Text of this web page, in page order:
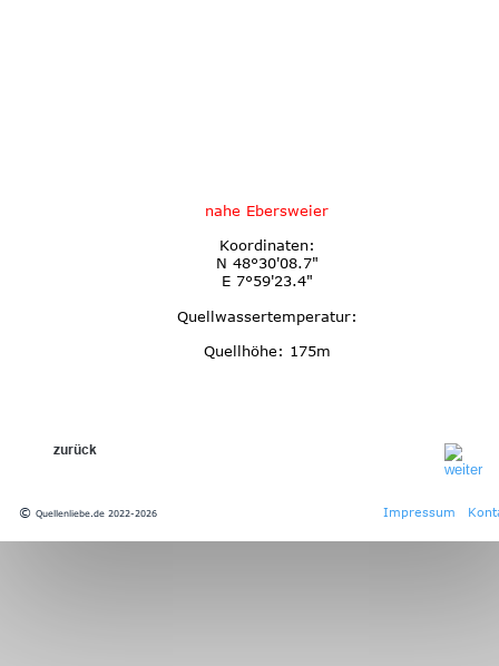
nahe Ebersweier
Koordinaten:
N 48°30'08.7"
E 7°59'23.4"
Quellwassertemperatur:
Quellhöhe: 175m
zurück
© Quellenliebe.de 2022-2026 Impressum